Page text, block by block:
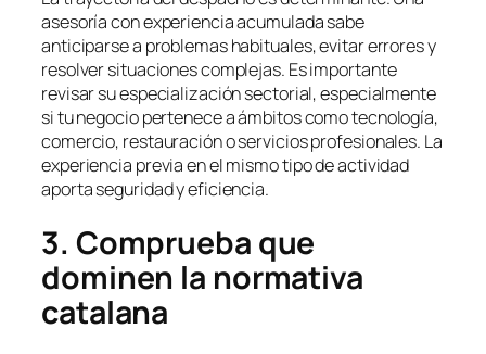
asesoría con experiencia acumulada sabe
anticiparse a problemas habituales, evitar errores y
resolver situaciones complejas. Es importante
revisar su especialización sectorial, especialmente
si tu negocio pertenece a ámbitos como tecnología,
comercio, restauración o servicios profesionales. La
experiencia previa en el mismo tipo de actividad
aporta seguridad y eficiencia.
3. Comprueba que
dominen la normativa
catalana